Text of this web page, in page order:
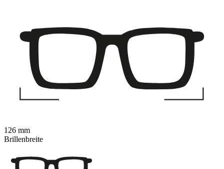
126 mm
Brillenbreite